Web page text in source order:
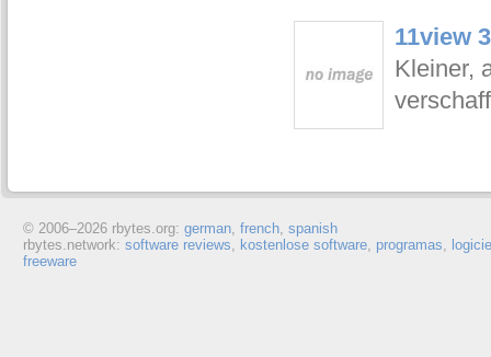
11view
Kleiner,
© 2006–2026 rbytes.org: german, french, spanish
rbytes.network: software reviews, kostenlose software, programas,
freeware